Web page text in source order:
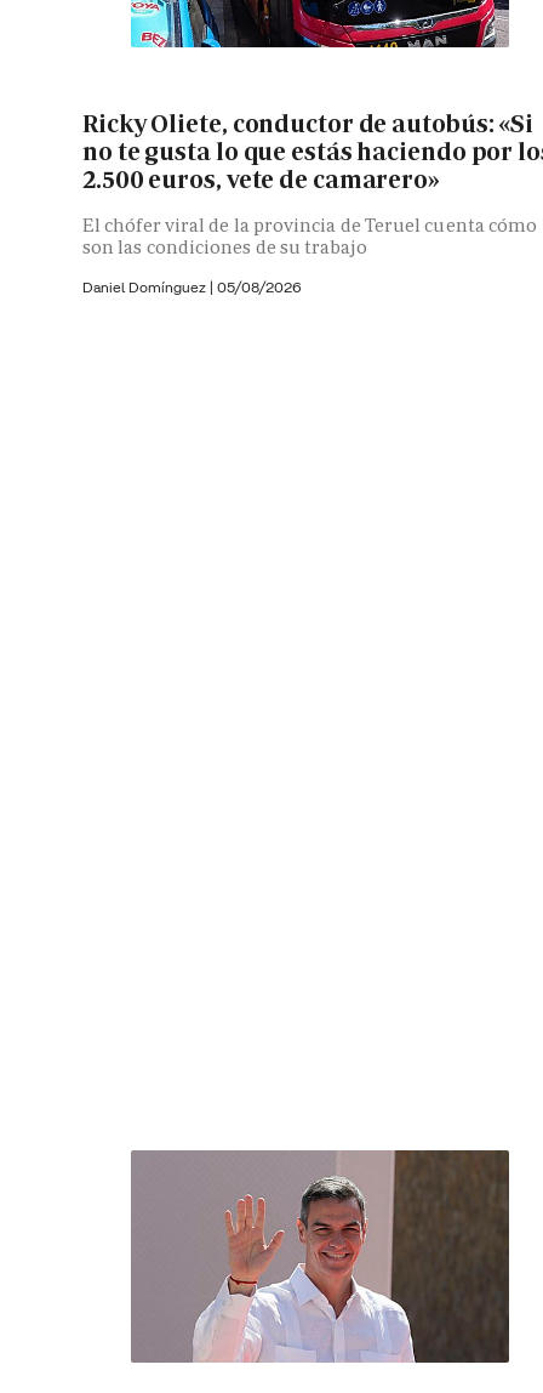
Ricky Oliete, conductor de autobús: «Si
no te gusta lo que estás haciendo por
2.500 euros, vete de camarero»
El chófer viral de la provincia de Teruel cuenta cómo
son las condiciones de su trabajo
Daniel Domínguez | 05/08/2026